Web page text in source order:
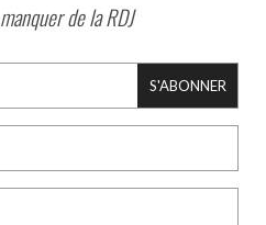
de la RDJ
S'ABONNER